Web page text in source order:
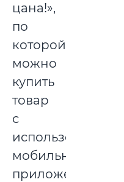
цана!»,
по
которой
можно
купить
товар
с
использованием
мобильного
приложения,